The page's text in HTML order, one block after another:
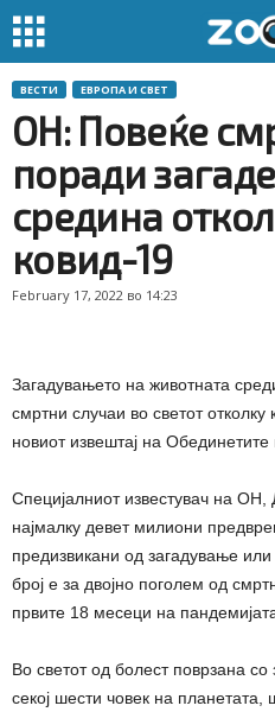
ВЕСТИ ЕВРОПА И СВЕТ
ОН: Повеќе
поради
средина
ковид-19
February 17, 2022 во 14:23
Загадувањето на животната
смртни случаи во светот
новиот извештај на Обединетите
Специјалниот известувач на
најмалку девет милиони
предизвикани од загадување или
број е за двојно поголем од
првите 18 месеци на
Во светот од болест поврзана
секој шести човек на планетата,